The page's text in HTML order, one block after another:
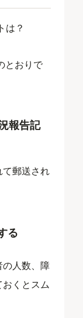
は？
とおりで
報告記
郵送され
る
人数、障
くとスム